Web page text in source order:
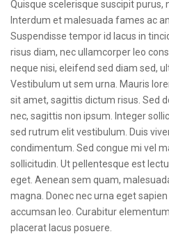
Quisque scelerisque suscipit purus,
Interdum et malesuada fames ac
Suspendisse tempor id lacus in
risus diam, nec ullamcorper leo
neque nisi, eleifend sed diam sed,
Vestibulum ut sem urna. Mauris
sit amet, sagittis dictum risus. Sed
nec, sagittis non ipsum. Integer
sed rutrum elit vestibulum. Duis
condimentum. Sed congue mi vel
sollicitudin. Ut pellentesque est
eget. Aenean sem quam,
magna. Donec nec urna eget
accumsan leo. Curabitur
placerat lacus posuere.